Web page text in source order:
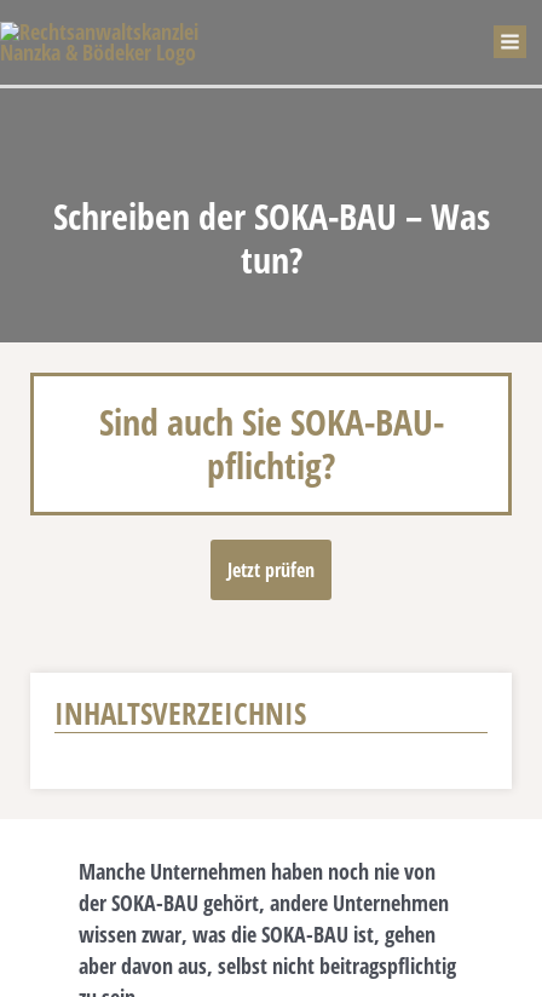
Zum
Inhalt
springen
Schreiben der SOKA-BAU – Was
tun?
Manche Unternehmen haben noch nie von
der SOKA-BAU gehört, andere Unternehmen
wissen zwar, was die SOKA-BAU ist, gehen
aber davon aus, selbst nicht beitragspflichtig
Sind auch Sie SOKA-BAU-
pflichtig?
Jetzt prüfen
INHALTSVERZEICHNIS